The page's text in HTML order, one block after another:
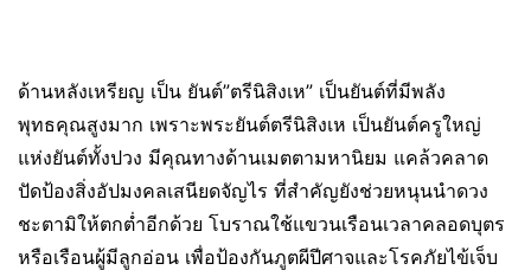
ด้านหลังเหรียญ เป็น ยันต์”ตรีนิสิงเห” เป็นยันต์ที่มีพลัง
พุทธคุณสูงมาก เพราะพระยันต์ตรีนิสิงเห เป็นยันต์ครูใหญ่
แห่งยันต์ทั้งปวง มีคุณทางด้านเมตตามหานิยม แคล้วคลาด
ปัดป้องสิ่งอัปมงคลเสนียดจัญไร ที่สำคัญยังช่วยหนุนนำดวง
ชะตามิให้ตกต่ำอีกด้วย โบราณใช้แขวนเรือนเวลาคลอดบุตร
หรือเรือนผู้มีลูกอ่อน เพื่อป้องกันภูตผีปีศาจและโรคภัยไข้เจ็บ